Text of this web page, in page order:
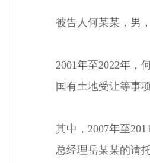
被告人何某某，男
2001年至2022年，
国有土地受让等事
其中，2007年至
总经理岳某某的请